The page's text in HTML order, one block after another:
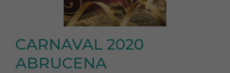
CARNAVAL 2020
ABRUCENA